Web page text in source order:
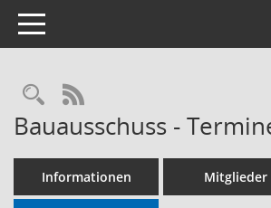
Toggle navigation
RSS-Feed
Bauausschuss -
Informationen Mitglieder